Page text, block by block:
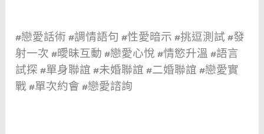
#戀愛話術 #調情語句 #性愛暗示 #挑逗測試 #發
射一次 #曖昧互動 #戀愛心悅 #情慾升溫 #語言
試探 #單身聯誼 #未婚聯誼 #二婚聯誼 #戀愛實
戰 #單次約會 #戀愛諮詢